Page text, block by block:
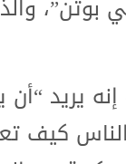
بوتن”،
يريد
كيف